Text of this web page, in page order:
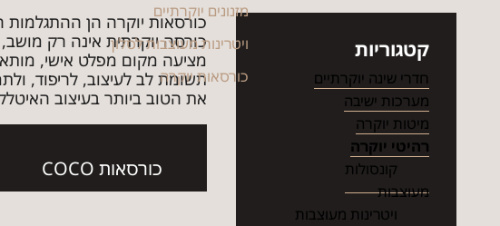
מזנונים יוקרתיים
ויטרינות מעוצבות לסלון
כורסאות יוקרה
קטגוריות
חדרי שינה יוקרתיים
מערכות ישיבה
מיטות יוקרה
רהיטי יוקרה
קונסולות
מעוצבות
ויטרינות מעוצבות
כורסאות יוקרה הן ההתגלמות
כורסה יוקרתית אינה רק
מציעה מקום מפלט אישי,
את הטוב ביותר בעיצוב
כורסאות COCO